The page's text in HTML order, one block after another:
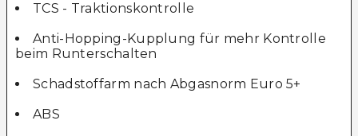
TCS - Traktionskontrolle
Anti-Hopping-Kupplung für mehr Kontrolle
beim Runterschalten
Schadstoffarm nach Abgasnorm Euro 5+
ABS